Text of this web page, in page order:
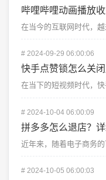
哔哩哔哩动画播放
# 2024-09-29 06:00:06
快手点赞锁怎么关
# 2024-10-04 06:00:09
拼多多怎么退店？
# 2024-10-05 06:00:03